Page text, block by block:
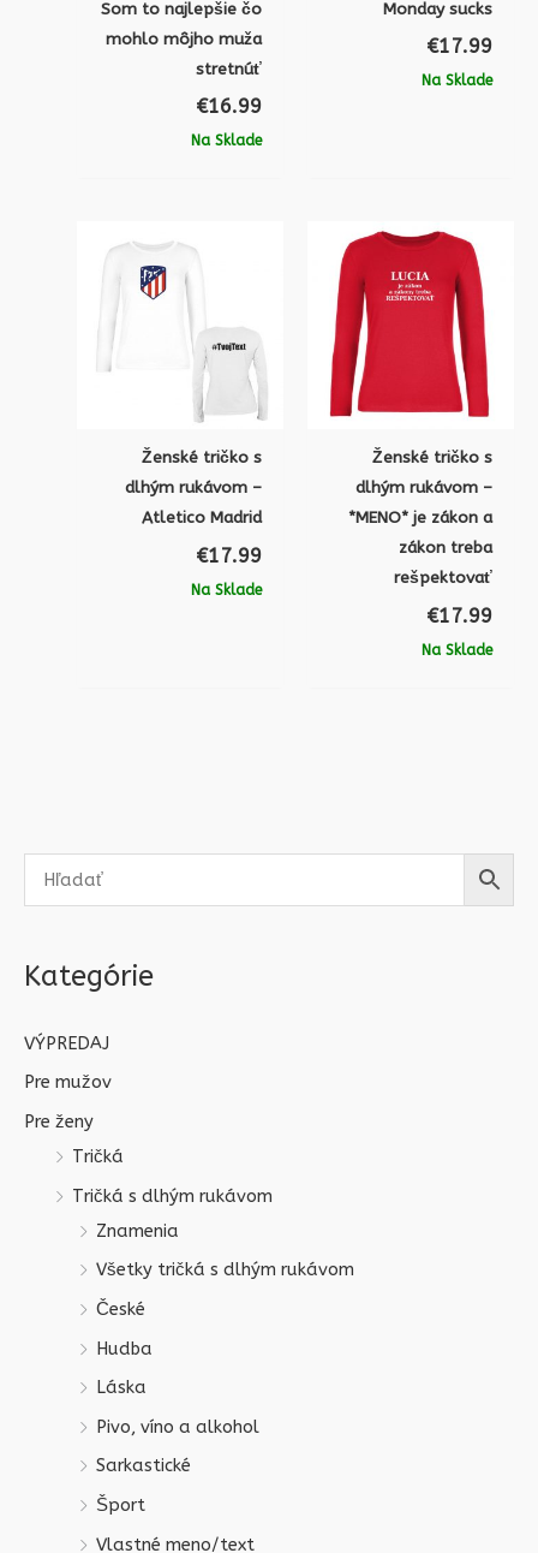
Kategórie
VÝPREDAJ
Pre mužov
Pre ženy
Tričká
Tričká s dlhým rukávom
Znamenia
Všetky tričká s dlhým rukávom
České
Hudba
Láska
Pivo, víno a alkohol
Sarkastické
Šport
Vlastné meno/text
Som to najlepšie čo
mohlo môjho muža
stretnúť
€16.99
Na Sklade
Monday sucks
€17.99
Na Sklade
Ženské tričko s
dlhým rukávom –
Atletico Madrid
€17.99
Na Sklade
Ženské tričko s
dlhým rukávom –
*MENO* je zákon a
zákon treba
rešpektovať
€17.99
Na Sklade